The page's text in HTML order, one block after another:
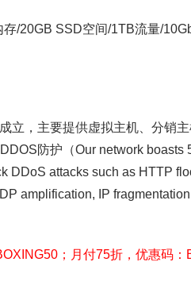
存/20GB SSD空间/1TB流量/
立，主要提供虚拟主机、分销
防护（Our network boasts
DDoS attacks such as HTTP
amplification, IP
；月付75折，优惠码：